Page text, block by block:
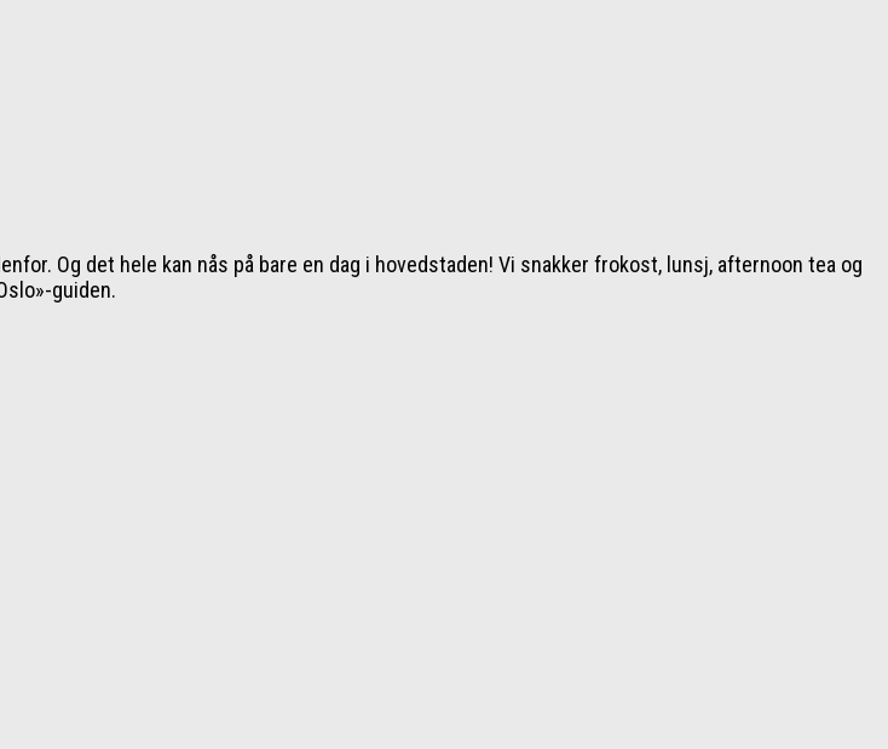
Og det hele kan nås på bare en dag i hovedstaden! Vi snakker frokost, lunsj, afternoon tea og
guiden.